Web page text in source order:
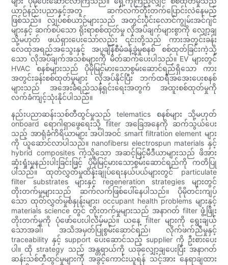
ယာဉ်နည်းပညာနှင့်အတူ ဆက်လက်တိုးတက်ပြောင်းလဲနေမည်
ဖြစ်သည်။ လျှပ်စစ်ယာဉ်များသည် အတွင်းပိုင်းလောင်ကျွမ်းအင်ဂျင်
များနှင့် ဆက်စပ်သော ရိုးရာစစ်ထုတ်မှု လိုအပ်ချက်များစွာကို လျှော့ချ
သို့မဟုတ် ဖယ်ရှားပေးသော်လည်း ၎င်းတို့သည် ကားအတွင်းခန်း
လေထုအရည်အသွေးနှင့် အပူချိန်စီမံခန့်ခွဲမှုစနစ် စစ်ထုတ်ခြင်းကဲ့သို့
သော လိုအပ်ချက်အသစ်များကို မိတ်ဆက်ပေးပါသည်။ EV များတွင်
HVAC စနစ်များသည် ပိုမိုမြင့်မားသောစွမ်းဆောင်ရည်ရှိသော ကား
အတွင်းခန်းစစ်ထုတ်မှုများ လိုအပ်နိုင်ပြီး ဘက်ထရီအအေးပေးစနစ်
များသည် အအေးခံရည်သန့်ရှင်းရေးအတွက် အထူးစစ်ထုတ်မှုကို
လက်ခံကျင့်သုံးနိုင်ပါသည်။
နည်းပညာဆန်းသစ်တီထွင်မှုသည် telematics စနစ်များ သို့မဟုတ်
onboard ရောဂါရှာဖွေရေးသို့ filter အခြေအနေကို ဆက်သွယ်ပေး
သည့် အာရုံခံကိရိယာများ အပါအဝင် smart filtration element များ
ကို ယူဆောင်လာပါသည်။ nanofibers၊ electrospun materials နှင့်
hybrid composites ကဲ့သို့သော အဆင့်မြင့်မီဒီယာများသည် ဖိအား
ဆုံးရှုံးမှုနည်းပါးခြင်းဖြင့် ပိုမိုမြင့်မားသောစွမ်းဆောင်ရည်ကို ကတိပြု
ပါသည်။ ထုတ်လွှတ်မှုထိန်းချုပ်ရေးနယ်ပယ်များတွင် particulate
filter substrates များနှင့် regeneration strategies များတွင်
တိုးတက်မှုများသည် ဆက်လက်ဖြစ်ပေါ်နေပါသည်။ ပိုမိုတင်းကျပ်
သော ထုတ်လွှတ်မှုစံနှုန်းများ၊ occupant health problems များနှင့်
materials science တွင် တိုးတက်မှုများသည် အနာဂတ် filter ဖွံ့ဖြိုး
တိုးတက်မှုကို ပုံဖော်ပေးပါလိမ့်မည်။ ယနေ့ filter များကို ရွေးချယ်
သောအခါ၊ အသိအမှတ်ပြုစွမ်းဆောင်ရည်၊ လိုက်ဖက်ညီမှုနှင့်
traceability နှင့် support ပေးဆောင်သည့် supplier ကို ဦးစားပေး
ပါ။ ထို strategy သည် အန္တရာယ်ကို ယခုလျှော့ချပေးပြီး အနာဂတ်
ဆန်းသစ်တီထွင်မှုများကို အခွင့်ကောင်းယူရန် သင့်အား နေရာချထား